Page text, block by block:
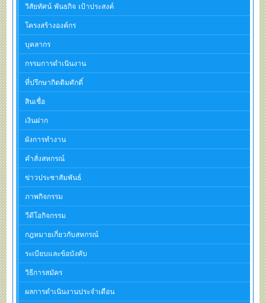
วิสัยทัศน์ พันธกิจ เป้าประสงค์
โครงสร้างองค์กร
บุคลากร
กรรมการดำเนินงาน
ที่ปรึกษากิตติมศักดิ์
สินเชื่อ
เงินฝาก
ผังการทำงาน
คำสั่งสหกรณ์
ข่าวประชาสัมพันธ์
ภาพกิจกรรม
วีดีโอกิจกรรม
กฎหมายเกี่ยวกับสหกรณ์
ระเบียบและข้อบังคับ
วิธีการสมัคร
ผลการดำเนินงานประจำเดือน